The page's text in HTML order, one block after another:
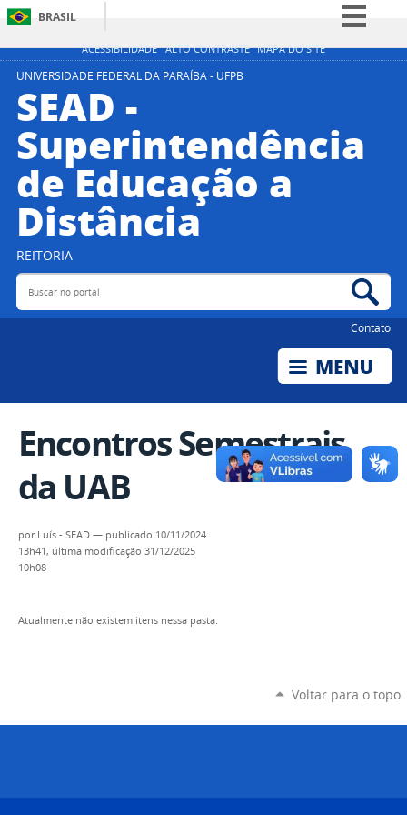
ACESSIBILIDADE ALTO CONTRASTE MAPA DO SITE
BRASIL
Simplifique!
Acesso à informação
Legislação
Canais
UNIVERSIDADE FEDERAL DA PARAÍBA - UFPB
SEAD -
Superintendência
de Educação a
Distância
REITORIA
Buscar no portal
Contato
Encontros Semestrais
da UAB
por Luís - SEAD — publicado 10/11/2024
13h41, última modificação 31/12/2025
10h08
Atualmente não existem itens nessa pasta.
Voltar para o topo